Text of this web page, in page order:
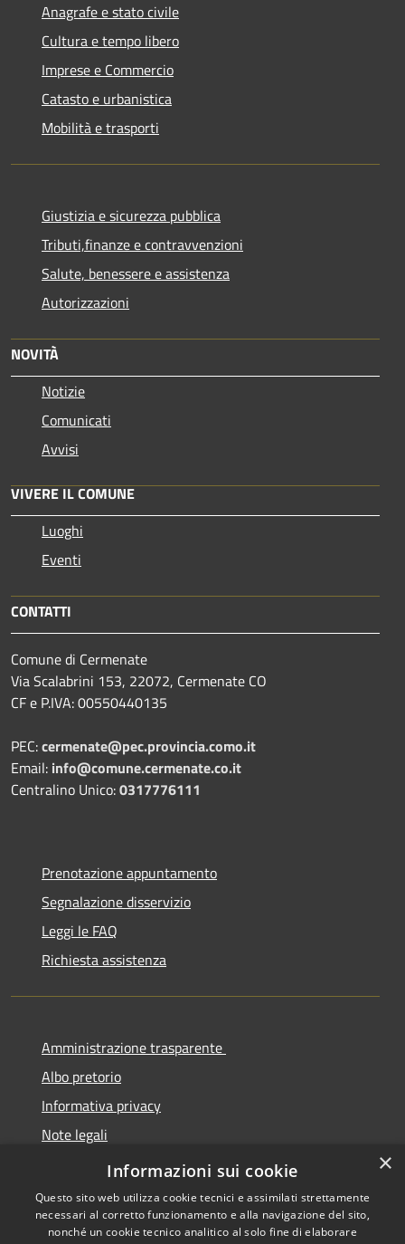
Anagrafe e stato civile
Cultura e tempo libero
Imprese e Commercio
Catasto e urbanistica
Mobilità e trasporti
Giustizia e sicurezza pubblica
Tributi,finanze e contravvenzioni
Salute, benessere e assistenza
Autorizzazioni
NOVITÀ
Notizie
Comunicati
Avvisi
VIVERE IL COMUNE
Luoghi
Eventi
CONTATTI
Comune di Cermenate
Via Scalabrini 153, 22072, Cermenate CO
CF e P.IVA: 00550440135
PEC:cermenate@pec.provincia.como.it
Email: info@comune.cermenate.co.it
Centralino Unico:0317776111
Prenotazione appuntamento
Segnalazione disservizio
Leggi le FAQ
Richiesta assistenza
Amministrazione trasparente
Albo pretorio
Informativa privacy
Note legali
Dichiarazione di accessibilità
×
Informazioni sui cookie
Questo sito web utilizza cookie tecnici e assimilati strettamente
necessari al corretto funzionamento e alla navigazione del sito,
nonché un cookie tecnico analitico al solo fine di elaborare